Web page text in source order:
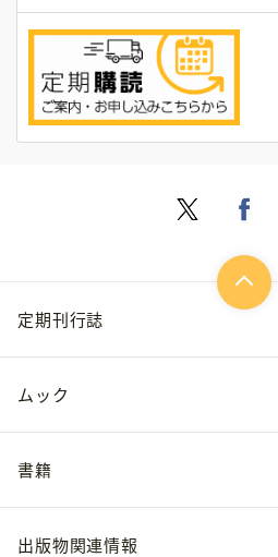
定期刊行誌
ムック
書籍
出版物関連情報